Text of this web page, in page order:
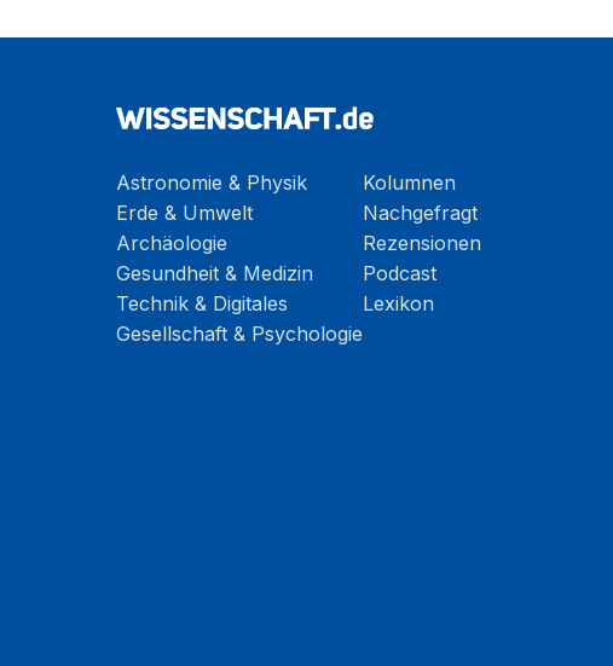
Astronomie & Physik
Erde & Umwelt
Archäologie
Gesundheit & Medizin
Technik & Digitales
Gesellschaft & Psychologie
Kolumnen
Nachgefragt
Rezensionen
Podcast
Lexikon